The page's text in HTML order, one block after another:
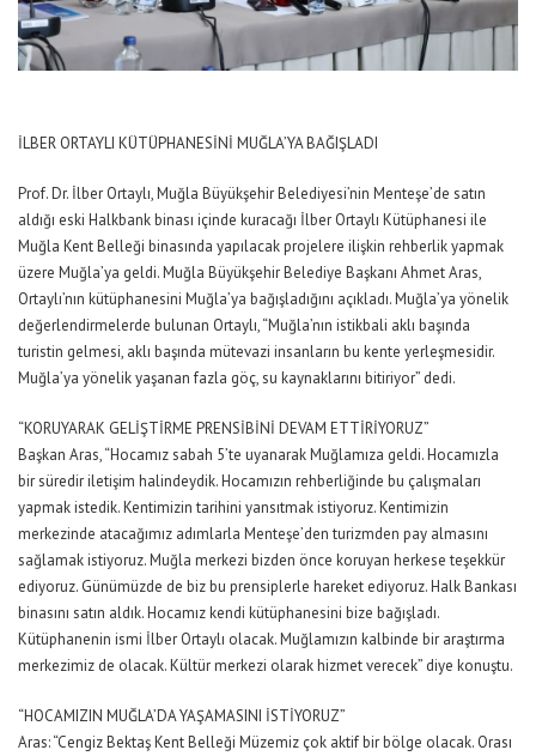
İLBER ORTAYLI KÜTÜPHANESİNİ MUĞLA’YA BAĞIŞLADI
Prof. Dr. İlber Ortaylı, Muğla Büyükşehir Belediyesi’nin Menteşe’de satın
aldığı eski Halkbank binası içinde kuracağı İlber Ortaylı Kütüphanesi ile
Muğla Kent Belleği binasında yapılacak projelere ilişkin rehberlik yapmak
üzere Muğla’ya geldi. Muğla Büyükşehir Belediye Başkanı Ahmet Aras,
Ortaylı’nın kütüphanesini Muğla’ya bağışladığını açıkladı. Muğla’ya yönelik
değerlendirmelerde bulunan Ortaylı, “Muğla’nın istikbali aklı başında
turistin gelmesi, aklı başında mütevazi insanların bu kente yerleşmesidir.
Muğla’ya yönelik yaşanan fazla göç, su kaynaklarını bitiriyor” dedi.
“KORUYARAK GELİŞTİRME PRENSİBİNİ DEVAM ETTİRİYORUZ”
Başkan Aras, “Hocamız sabah 5’te uyanarak Muğlamıza geldi. Hocamızla
bir süredir iletişim halindeydik. Hocamızın rehberliğinde bu çalışmaları
yapmak istedik. Kentimizin tarihini yansıtmak istiyoruz. Kentimizin
merkezinde atacağımız adımlarla Menteşe’den turizmden pay almasını
sağlamak istiyoruz. Muğla merkezi bizden önce koruyan herkese teşekkür
ediyoruz. Günümüzde de biz bu prensiplerle hareket ediyoruz. Halk Bankası
binasını satın aldık. Hocamız kendi kütüphanesini bize bağışladı.
Kütüphanenin ismi İlber Ortaylı olacak. Muğlamızın kalbinde bir araştırma
merkezimiz de olacak. Kültür merkezi olarak hizmet verecek” diye konuştu.
“HOCAMIZIN MUĞLA’DA YAŞAMASINI İSTİYORUZ”
Aras: “Cengiz Bektaş Kent Belleği Müzemiz çok aktif bir bölge olacak. Orası